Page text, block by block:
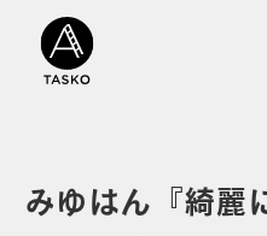
みゆはん『綺麗